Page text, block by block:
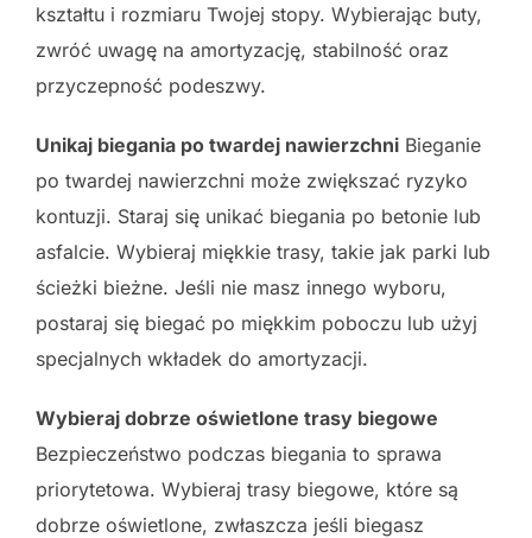
kształtu i rozmiaru Twojej stopy. Wybierając buty,
zwróć uwagę na amortyzację, stabilność oraz
przyczepność podeszwy.
Unikaj biegania po twardej nawierzchni Bieganie
po twardej nawierzchni może zwiększać ryzyko
kontuzji. Staraj się unikać biegania po betonie lub
asfalcie. Wybieraj miękkie trasy, takie jak parki lub
ścieżki bieżne. Jeśli nie masz innego wyboru,
postaraj się biegać po miękkim poboczu lub użyj
specjalnych wkładek do amortyzacji.
Wybieraj dobrze oświetlone trasy biegowe
Bezpieczeństwo podczas biegania to sprawa
priorytetowa. Wybieraj trasy biegowe, które są
dobrze oświetlone, zwłaszcza jeśli biegasz